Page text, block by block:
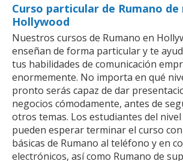
Curso particular de Rumano de
Hollywood
Nuestros cursos de Rumano en
enseñan de forma particular y te
tus habilidades de comunicación
enormemente. No importa en qué
pronto serás capaz de dar
negocios cómodamente, antes de
otros temas. Los estudiantes del
pueden esperar terminar el curso
básicas de Rumano al teléfono y en
electrónicos, así como Rumano de